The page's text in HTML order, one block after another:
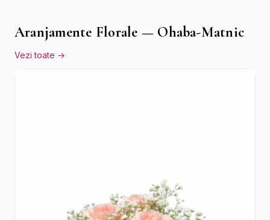
Aranjamente Florale — Ohaba-Matnic
Vezi toate →